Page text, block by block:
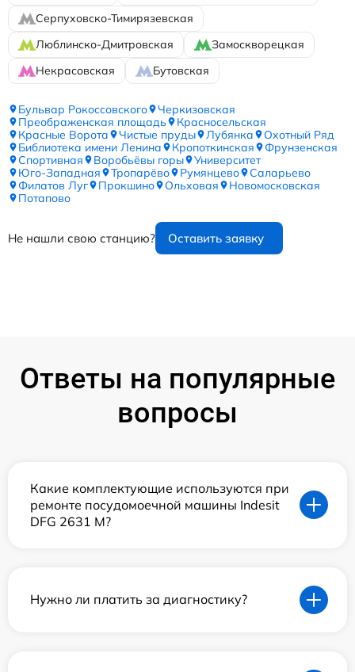
Серпуховско-Тимирязевская
Люблинско-Дмитровская
Замоскворецкая
Некрасовская
Бутовская
Бульвар Рокоссовского
Черкизовская
Преображенская площадь
Красносельская
Красные Ворота
Чистые пруды Лубянка
Охотный Ряд
Библиотека имени Ленина
Кропоткинская
Фрунзенская
Спортивная
Воробьёвы горы
Университет
Юго-Западная
Тропарёво Румянцево
Саларьево
Филатов Луг
Прокшино Ольховая
Новомосковская
Потапово
Не нашли свою станцию? Оставить заявку
Ответы на популярные
вопросы
Какие комплектующие используются при
ремонте посудомоечной машины Indesit
DFG 2631 M?
Нужно ли платить за диагностику?